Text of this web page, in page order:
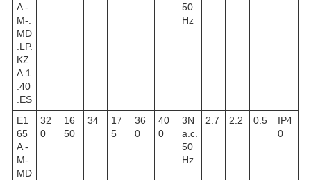
A -
M-.
MD
.LP.
KZ.
A.1
.40
.ES
50
Hz
E1
65
A -
M-.
MD
32
0
16
50
34
17
5
36
0
40
0
3N
a.c.
50
Hz
2.7 2.2 0.5
IP4
0